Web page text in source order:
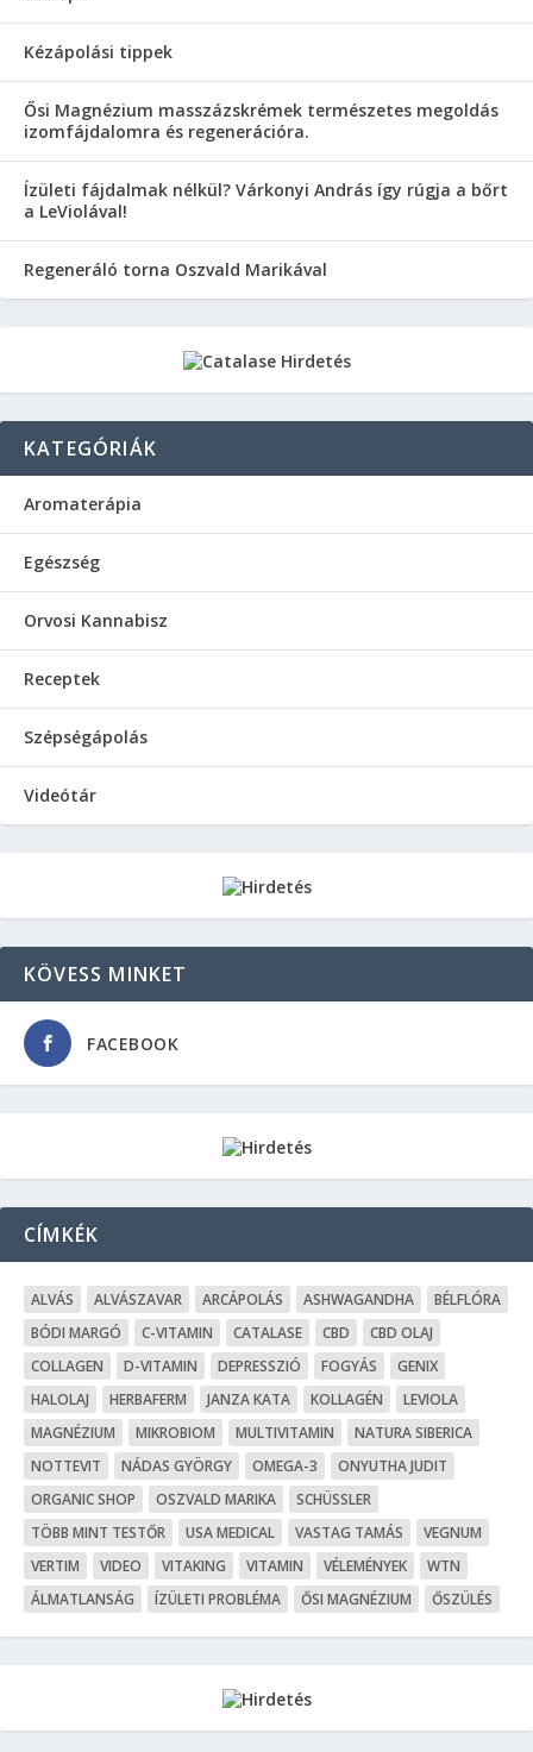
Kézápolási tippek
Ősi Magnézium masszázskrémek természetes megoldás
izomfájdalomra és regenerációra.
Ízületi fájdalmak nélkül? Várkonyi András így rúgja a bőrt
a LeViolával!
Regeneráló torna Oszvald Marikával
KATEGÓRIÁK
Aromaterápia
Egészség
Orvosi Kannabisz
Receptek
Szépségápolás
Videótár
KÖVESS MINKET
FACEBOOK
CÍMKÉK
ALVÁS ALVÁSZAVAR ARCÁPOLÁS ASHWAGANDHA
BÉLFLÓRA
BÓDI MARGÓ
C-VITAMIN CATALASE CBD
CBD OLAJ
COLLAGEN
D-VITAMIN DEPRESSZIÓ FOGYÁS
GENIX
HALOLAJ
HERBAFERM JANZA KATA KOLLAGÉN
LEVIOLA
MAGNÉZIUM
MIKROBIOM MULTIVITAMIN
NATURA SIBERICA
NOTTEVIT
NÁDAS GYÖRGY OMEGA-3
ONYUTHA JUDIT
ORGANIC SHOP
OSZVALD MARIKA
SCHÜSSLER
TÖBB MINT TESTŐR
USA MEDICAL VASTAG TAMÁS
VEGNUM
VERTIM
VIDEO VITAKING VITAMIN VÉLEMÉNYEK
WTN
ÁLMATLANSÁG
ÍZÜLETI PROBLÉMA ŐSI MAGNÉZIUM ŐSZÜLÉS